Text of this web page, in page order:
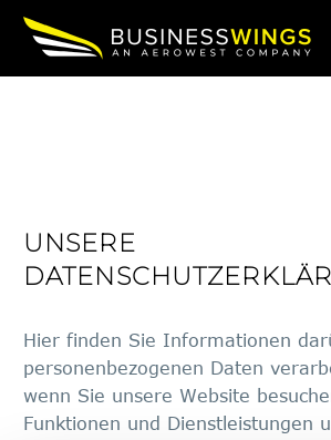
UNSERE
Hier finden Sie Informationen
personenbezogenen Daten
wenn Sie unsere Website
Funktionen und Dienstleistungen